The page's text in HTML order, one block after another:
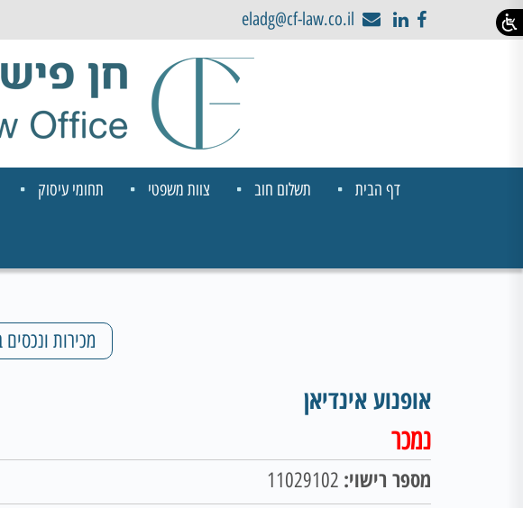
eladg@cf-law.co.il
דף הבית תשלום חוב צוות משפטי תחומי עיסוק
מכירות ונכסים
אופנוע אינדיאן
נמכר
מספר רישוי: